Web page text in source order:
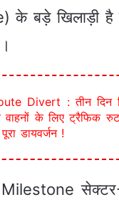
के बड़े खिलाड़ी है व
Divert : तीन दिन
वाहनों के लिए ट्रैफिक
डायवर्जन !
सेक्टर-